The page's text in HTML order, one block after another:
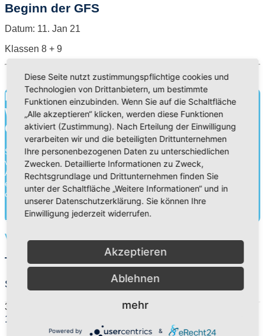
Beginn der GFS
Datum: 11. Jan 21
Klassen 8 + 9
Bildung für heute.
Wissen für morgen.
Charakter für die Ewigkeit.
Schule ist mehr als Wissensvermittlung. Durch die Zusammenarbeit
von Schülern, Lehrern und Eltern gehen wir an unseren
Adventistischen Bekenntnisschulen eine Erziehungspartnerschaft
ein. Neben der Wissensvermittlung legen wir ebenso Wert auf die
charakterliche Entwick...
Mehr herausfinden
Vorschüler
Termine
Sommerferien
30. Jul 26
1. Schultag
Diese Seite nutzt zustimmungspflichtige cookies und
Technologien von Drittanbietern, um bestimmte
Funktionen einzubinden. Wenn Sie auf die Schaltfläche
„Alle akzeptieren“ klicken, werden diese Funktionen
aktiviert (Zustimmung). Nach Erteilung der Einwilligung
verarbeiten wir und die beteiligten Drittunternehmen
Ihre personenbezogenen Daten zu unterschiedlichen
Zwecken. Detaillierte Informationen zu Zweck,
Rechtsgrundlage und Drittunternehmen finden Sie
unter der Schaltfläche „Weitere Informationen“ und in
unserer Datenschutzerklärung. Sie können Ihre
Einwilligung jederzeit widerrufen.
Akzeptieren
Ablehnen
mehr
Powered by &